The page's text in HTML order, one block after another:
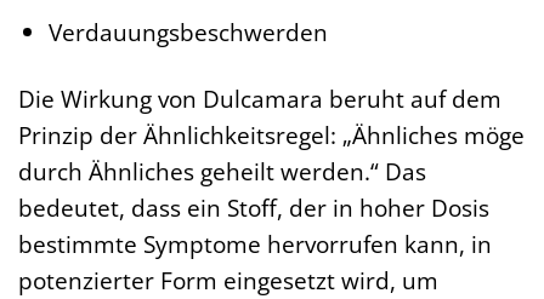
Verdauungsbeschwerden
Die Wirkung von Dulcamara beruht auf dem
Prinzip der Ähnlichkeitsregel: „Ähnliches möge
durch Ähnliches geheilt werden.“ Das
bedeutet, dass ein Stoff, der in hoher Dosis
bestimmte Symptome hervorrufen kann, in
potenzierter Form eingesetzt wird, um